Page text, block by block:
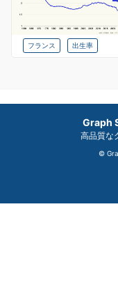
フランス 出生率
Graph
高品質な
©